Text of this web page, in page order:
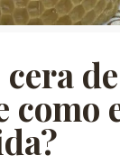
de
como